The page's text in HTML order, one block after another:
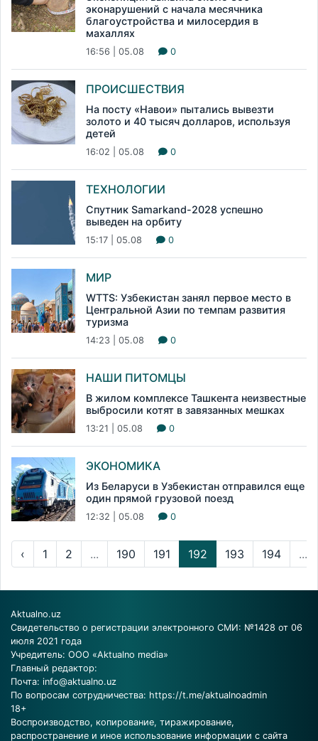
эконарушений с начала месячника
благоустройства и милосердия в
махаллях
16:56 | 05.08 0
ПРОИСШЕСТВИЯ
На посту «Навои» пытались вывезти
золото и 40 тысяч долларов, используя
детей
16:02 | 05.08 0
ТЕХНОЛОГИИ
Спутник Samarkand-2028 успешно
выведен на орбиту
15:17 | 05.08 0
МИР
WTTS: Узбекистан занял первое место в
Центральной Азии по темпам развития
туризма
14:23 | 05.08 0
НАШИ ПИТОМЦЫ
В жилом комплексе Ташкента неизвестные
выбросили котят в завязанных мешках
13:21 | 05.08 0
ЭКОНОМИКА
Из Беларуси в Узбекистан отправился еще
один прямой грузовой поезд
12:32 | 05.08 0
‹ 1 2 ... 190 191 192 193 194 ...
Aktualno.uz
Свидетельство о регистрации электронного СМИ: №1428 от 06
июля 2021 года
Учредитель: ООО «Aktualno media»
Главный редактор:
Почта: info@aktualno.uz
По вопросам сотрудничества: https://t.me/aktualnoadmin
18+
Воспроизводство, копирование, тиражирование,
распространение и иное использование информации с сайта